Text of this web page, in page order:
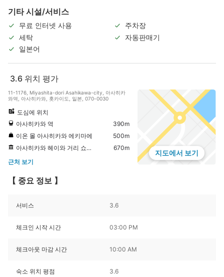
기타 시설/서비스
무료 인터넷 사용
주차장
세탁
자동판매기
일본어
3.6 위치 평가
11-1176, Miyashita-dori Asahikawa-city, 아사히카
와역, 아사히카와, 홋카이도, 일본, 070-0030
도심에 위치
아사히카와 역
390m
이온 몰 아사히카와 에키마에
500m
아사히카와 헤이와 거리 쇼핑 파크
670m
근처 보기
지도에서 보기
【 중요 정보 】
서비스 3.6
체크인 시작 시간 03:00 PM
체크아웃 마감 시간 10:00 AM
숙소 위치 평점 3.6